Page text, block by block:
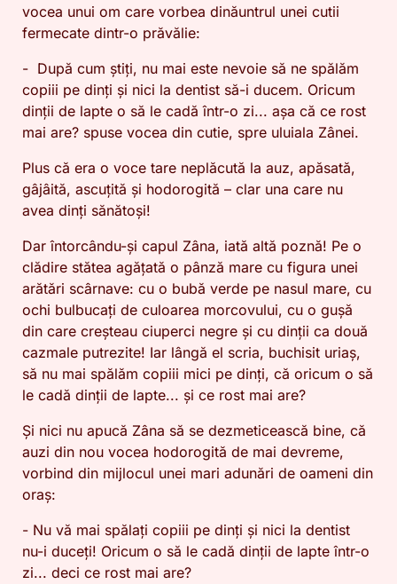
vocea unui om care vorbea dinăuntrul unei cutii
fermecate dintr-o prăvălie:
- După cum știți, nu mai este nevoie să ne spălăm
copiii pe dinți și nici la dentist să-i ducem. Oricum
dinții de lapte o să le cadă într-o zi... așa că ce rost
mai are? spuse vocea din cutie, spre uluiala Zânei.
Plus că era o voce tare neplăcută la auz, apăsată,
gâjâită, ascuțită și hodorogită – clar una care nu
avea dinți sănătoși!
Dar întorcându-și capul Zâna, iată altă poznă! Pe o
clădire stătea agățată o pânză mare cu figura unei
arătări scârnave: cu o bubă verde pe nasul mare, cu
ochi bulbucați de culoarea morcovului, cu o gușă
din care creșteau ciuperci negre și cu dinții ca două
cazmale putrezite! Iar lângă el scria, buchisit uriaș,
să nu mai spălăm copiii mici pe dinți, că oricum o să
le cadă dinții de lapte... și ce rost mai are?
Și nici nu apucă Zâna să se dezmeticească bine, că
auzi din nou vocea hodorogită de mai devreme,
vorbind din mijlocul unei mari adunări de oameni din
oraș:
- Nu vă mai spălați copiii pe dinți și nici la dentist
nu-i duceți! Oricum o să le cadă dinții de lapte într-o
zi... deci ce rost mai are?